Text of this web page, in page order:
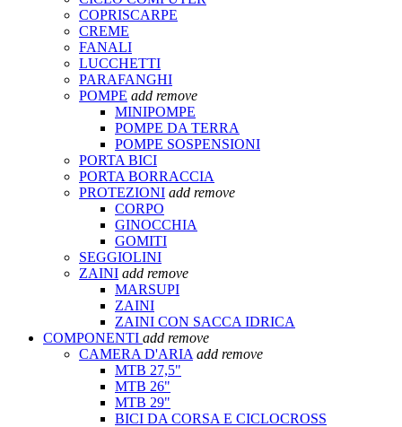
COPRISCARPE
CREME
FANALI
LUCCHETTI
PARAFANGHI
POMPE add remove
MINIPOMPE
POMPE DA TERRA
POMPE SOSPENSIONI
PORTA BICI
PORTA BORRACCIA
PROTEZIONI add remove
CORPO
GINOCCHIA
GOMITI
SEGGIOLINI
ZAINI add remove
MARSUPI
ZAINI
ZAINI CON SACCA IDRICA
COMPONENTI add remove
CAMERA D'ARIA add remove
MTB 27,5"
MTB 26"
MTB 29"
BICI DA CORSA E CICLOCROSS